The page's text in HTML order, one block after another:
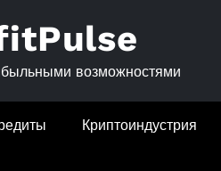
возможностями
Криптоиндустрия